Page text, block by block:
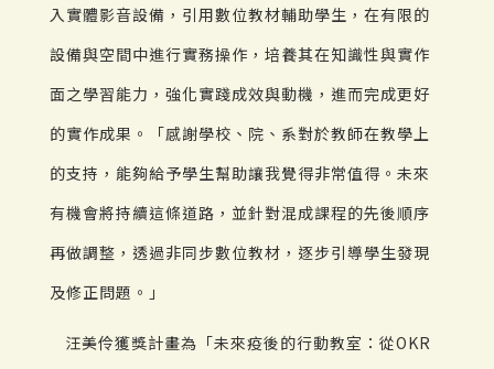
入實體影音設備，引用數位教材輔助學生，在有限的
設備與空間中進行實務操作，培養其在知識性與實作
面之學習能力，強化實踐成效與動機，進而完成更好
的實作成果。「感謝學校、院、系對於教師在教學上
的支持，能夠給予學生幫助讓我覺得非常值得。未來
有機會將持續這條道路，並針對混成課程的先後順序
再做調整，透過非同步數位教材，逐步引導學生發現
及修正問題。」
汪美伶獲獎計畫為「未來疫後的行動教室：從OKR